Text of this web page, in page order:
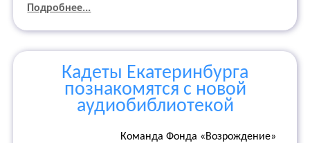
Подробнее...
Кадеты Екатеринбурга
познакомятся с новой
аудиобиблиотекой
Команда Фонда «Возрождение»